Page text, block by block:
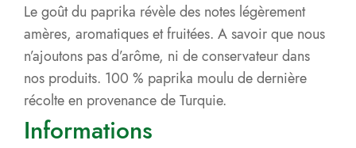
Le goût du paprika révèle des notes légèrement
amères, aromatiques et fruitées. A savoir que nous
n’ajoutons pas d’arôme, ni de conservateur dans
nos produits. 100 % paprika moulu de dernière
récolte en provenance de Turquie.
Informations